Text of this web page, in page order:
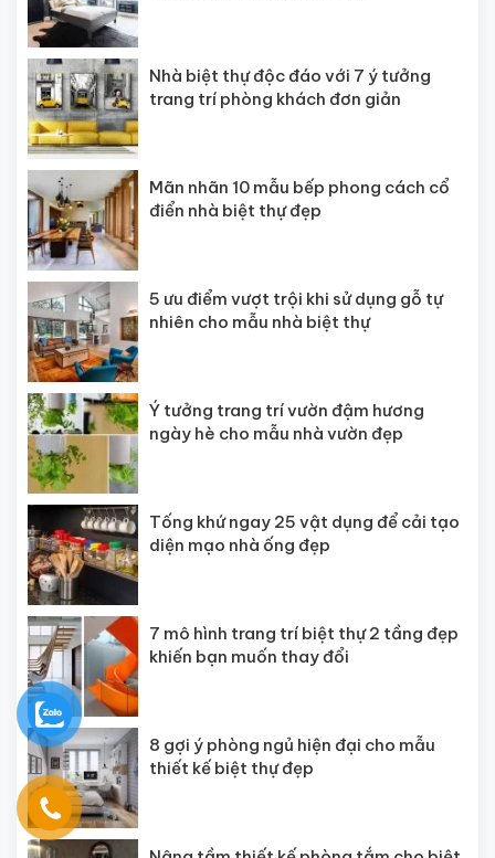
Nhà biệt thự độc đáo với 7 ý tưởng
trang trí phòng khách đơn giản
Mãn nhãn 10 mẫu bếp phong cách cổ
điển nhà biệt thự đẹp
5 ưu điểm vượt trội khi sử dụng gỗ tự
nhiên cho mẫu nhà biệt thự
Ý tưởng trang trí vườn đậm hương
ngày hè cho mẫu nhà vườn đẹp
Tống khứ ngay 25 vật dụng để cải tạo
diện mạo nhà ống đẹp
7 mô hình trang trí biệt thự 2 tầng đẹp
khiến bạn muốn thay đổi
8 gợi ý phòng ngủ hiện đại cho mẫu
thiết kế biệt thự đẹp